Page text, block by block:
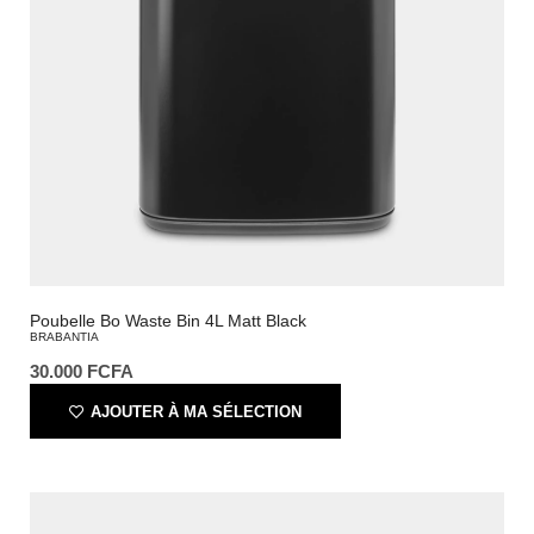
Poubelle Bo Waste Bin 4L Matt Black
BRABANTIA
30.000 FCFA
AJOUTER À MA SÉLECTION